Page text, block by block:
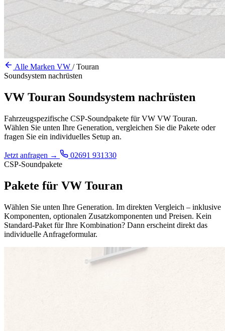
Alle Marken VW / Touran
Soundsystem nachrüsten
VW Touran Soundsystem nachrüsten
Fahrzeugspezifische CSP-Soundpakete für VW VW Touran.
Wählen Sie unten Ihre Generation, vergleichen Sie die Pakete oder
fragen Sie ein individuelles Setup an.
Jetzt anfragen →
02691 931330
CSP-Soundpakete
Pakete für VW Touran
Wählen Sie unten Ihre Generation. Im direkten Vergleich – inklusive
Komponenten, optionalen Zusatzkomponenten und Preisen. Kein
Standard-Paket für Ihre Kombination? Dann erscheint direkt das
individuelle Anfrageformular.